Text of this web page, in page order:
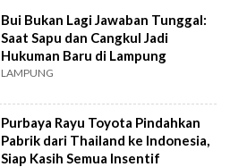
Bui Bukan Lagi Jawaban Tunggal:
Saat Sapu dan Cangkul Jadi
Hukuman Baru di Lampung
LAMPUNG
Purbaya Rayu Toyota Pindahkan
Pabrik dari Thailand ke Indonesia,
Siap Kasih Semua Insentif